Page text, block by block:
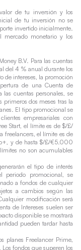
de tu inversión y los
de tu inversión no se
invertido inicialmente.
mercado monetario y los
B.V. Para las cuentas
del 4 % anual durante los
de intereses, la promoción
de una Cuenta de
las cuentas personales, se
dos meses tras la
El tipo promocional se
empresariales con
Start, el límite es de $/£/
el límite es de
y de hasta $/£/€5.000
no son acumulables
el tipo de interés
periodo promocional, se
a fondos de cualquier
a cambios según las
modificación será
de Intereses suelen ser
disponible se mostrará
pueden tardar hasta
planes Freelancer Prime,
fondos que superen los